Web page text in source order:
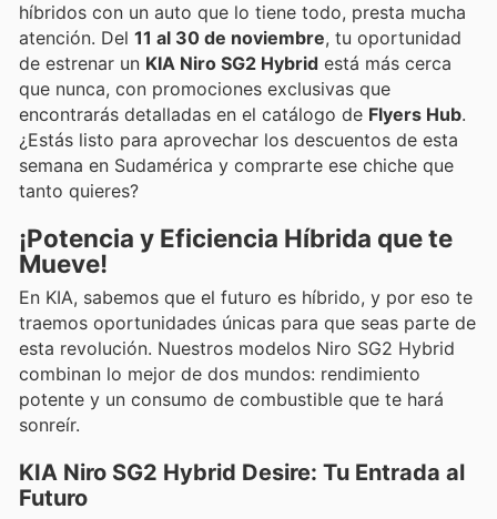
híbridos con un auto que lo tiene todo, presta mucha
atención. Del 11 al 30 de noviembre, tu oportunidad
de estrenar un KIA Niro SG2 Hybrid está más cerca
que nunca, con promociones exclusivas que
encontrarás detalladas en el catálogo de Flyers Hub.
¿Estás listo para aprovechar los descuentos de esta
semana en Sudamérica y comprarte ese chiche que
tanto quieres?
¡Potencia y Eficiencia Híbrida que te
Mueve!
En KIA, sabemos que el futuro es híbrido, y por eso te
traemos oportunidades únicas para que seas parte de
esta revolución. Nuestros modelos Niro SG2 Hybrid
combinan lo mejor de dos mundos: rendimiento
potente y un consumo de combustible que te hará
sonreír.
KIA Niro SG2 Hybrid Desire: Tu Entrada al
Futuro